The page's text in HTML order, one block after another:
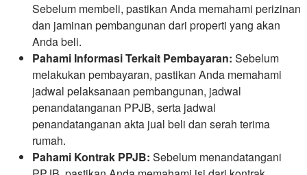
Sebelum membeli, pastikan Anda memahami perizinan
dan jaminan pembangunan dari properti yang akan
Anda beli.
Pahami Informasi Terkait Pembayaran: Sebelum
melakukan pembayaran, pastikan Anda memahami
jadwal pelaksanaan pembangunan, jadwal
penandatanganan PPJB, serta jadwal
penandatanganan akta jual beli dan serah terima
rumah.
Pahami Kontrak PPJB: Sebelum menandatangani